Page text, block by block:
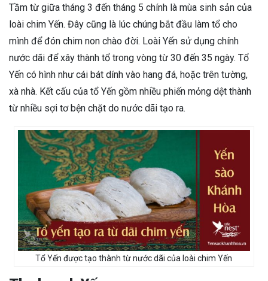
Tầm từ giữa tháng 3 đến tháng 5 chính là mùa sinh sản của
loài chim Yến. Đây cũng là lúc chúng bắt đầu làm tổ cho
mình để đón chim non chào đời. Loài Yến sử dụng chính
nước dãi để xây thành tổ trong vòng từ 30 đến 35 ngày. Tổ
Yến có hình như cái bát dính vào hang đá, hoặc trên tường,
xà nhà. Kết cấu của tổ Yến gồm nhiều phiến mỏng dệt thành
từ nhiều sợi tơ bện chặt do nước dãi tạo ra.
Tổ Yến được tạo thành từ nước dãi của loài chim Yến